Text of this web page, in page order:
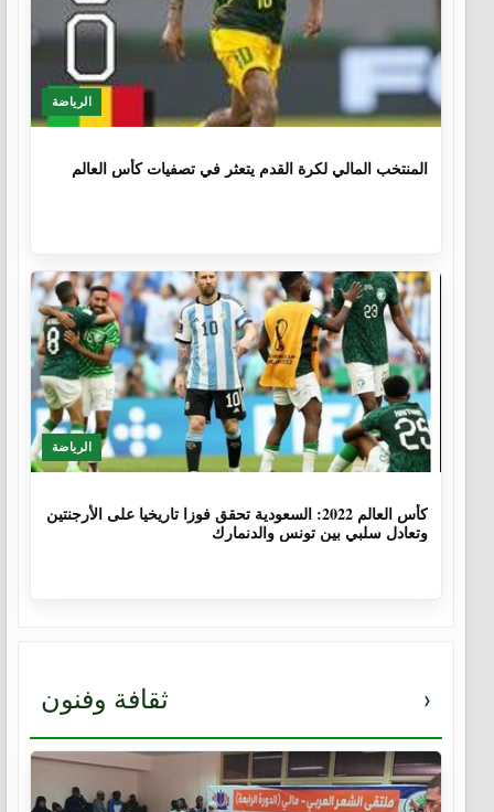
الرياضة
المنتخب المالي لكرة القدم يتعثر في تصفيات كأس العالم
الرياضة
كأس العالم 2022: السعودية تحقق فوزا تاريخيا على الأرجنتين
وتعادل سلبي بين تونس والدنمارك
ثقافة وفنون ›